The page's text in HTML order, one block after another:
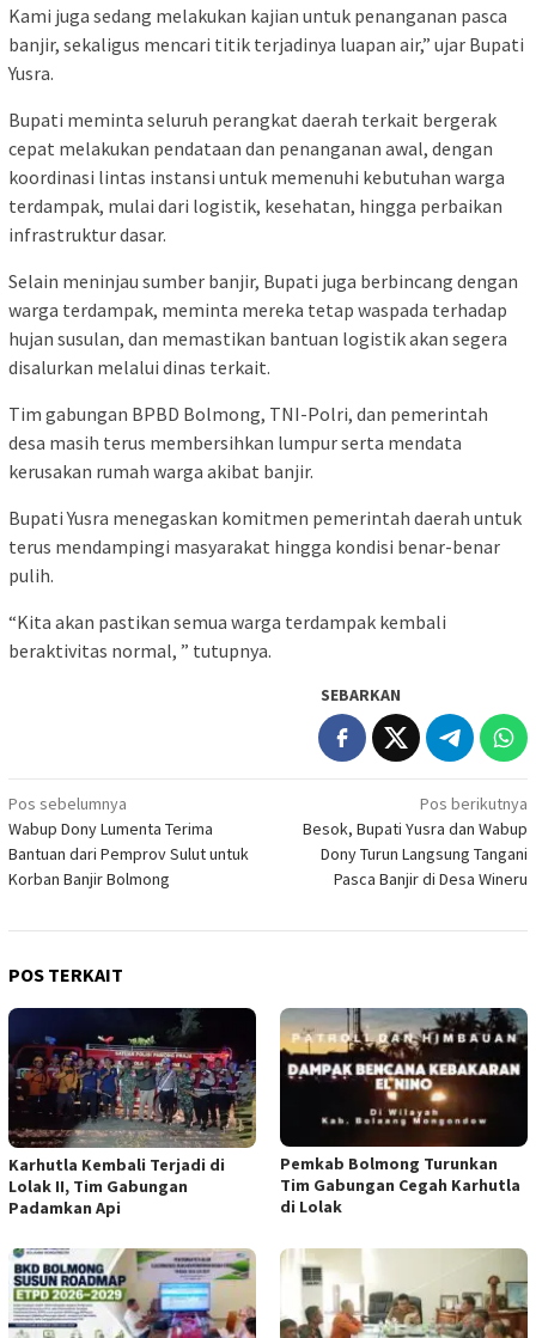
Kami juga sedang melakukan kajian untuk penanganan pasca
banjir, sekaligus mencari titik terjadinya luapan air,” ujar Bupati
Yusra.
Bupati meminta seluruh perangkat daerah terkait bergerak
cepat melakukan pendataan dan penanganan awal, dengan
koordinasi lintas instansi untuk memenuhi kebutuhan warga
terdampak, mulai dari logistik, kesehatan, hingga perbaikan
infrastruktur dasar.
Selain meninjau sumber banjir, Bupati juga berbincang dengan
warga terdampak, meminta mereka tetap waspada terhadap
hujan susulan, dan memastikan bantuan logistik akan segera
disalurkan melalui dinas terkait.
Tim gabungan BPBD Bolmong, TNI-Polri, dan pemerintah
desa masih terus membersihkan lumpur serta mendata
kerusakan rumah warga akibat banjir.
Bupati Yusra menegaskan komitmen pemerintah daerah untuk
terus mendampingi masyarakat hingga kondisi benar-benar
pulih.
“Kita akan pastikan semua warga terdampak kembali
beraktivitas normal, ” tutupnya.
SEBARKAN
Navigasi
pos
Pos sebelumnya
Wabup Dony Lumenta Terima
Bantuan dari Pemprov Sulut untuk
Korban Banjir Bolmong
Pos berikutnya
Besok, Bupati Yusra dan Wabup
Dony Turun Langsung Tangani
Pasca Banjir di Desa Wineru
POS TERKAIT
Karhutla Kembali Terjadi di
Lolak II, Tim Gabungan
Padamkan Api
Pemkab Bolmong Turunkan
Tim Gabungan Cegah Karhutla
di Lolak